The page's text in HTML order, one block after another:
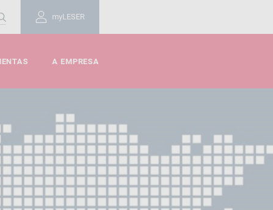
myLESER
A EMPRESA